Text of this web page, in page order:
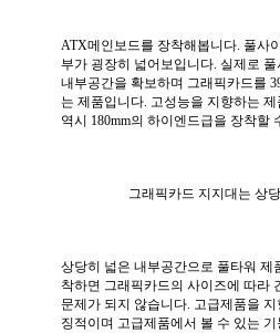
ATX메인보드를 장착해봅니다. 풀사
부가 굉장히 넓어보입니다. 실제로
내부공간을 확보하며 그래픽카드를
는 제품입니다. 고성능을 지향하는
역시 180mm의 하이엔드급을 장착할
그래픽카드 지지대는 상
상당히 넓은 내부공간으로 풀타워 제
착하면 그래픽카드의 사이즈에 따라
문제가 되지 않습니다. 고급제품을 지
징적이며 고급제품에서 볼 수 있는